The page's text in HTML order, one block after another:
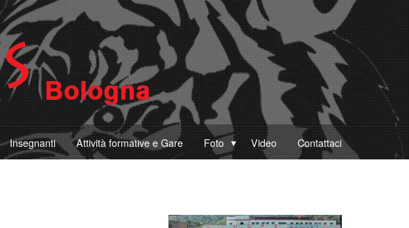
Insegnanti Attività formative e Gare Foto Video Contattaci